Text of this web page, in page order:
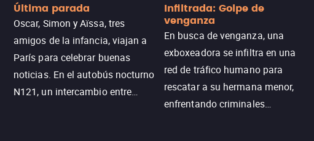
Última parada
Oscar, Simon y Aïssa, tres
amigos de la infancia, viajan a
París para celebrar buenas
noticias. En el autobús nocturno
N121, un intercambio entre
Infiltrada: Golpe de
venganza
En busca de venganza, una
exboxeadora se infiltra en una
red de tráfico humano para
rescatar a su hermana menor,
enfrentando criminales